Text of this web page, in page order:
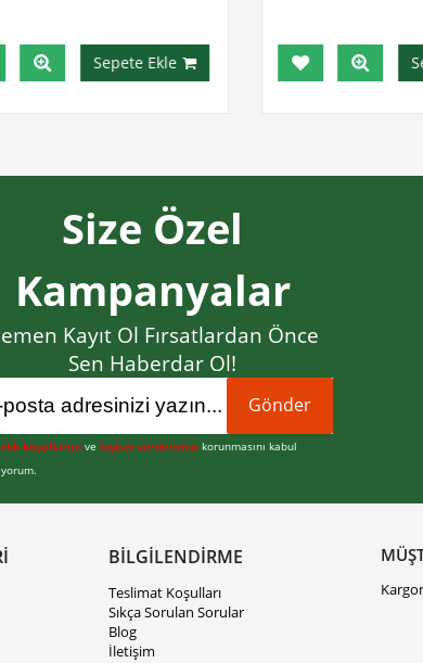
Sepete Ekle
Size Özel
Kampanyalar
Kayıt Ol Fırsatlardan Önce
Sen Haberdar Ol!
Gönder
koşullarını vekişisel verilerimin korunmasını kabul
BİLGİLENDİRME
Teslimat Koşulları
Sıkça Sorulan Sorular
Blog
İletişim